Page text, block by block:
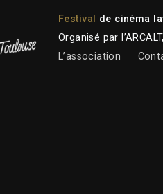
Festival
de cinéma
Organisé par
L’association